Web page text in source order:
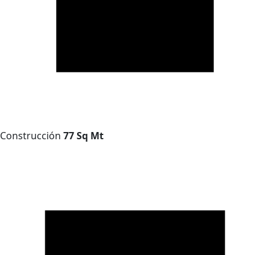
Construcción 77 Sq Mt